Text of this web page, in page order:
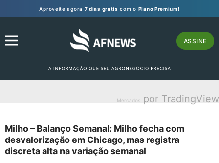
Aproveite agora 7 dias grátis com o Plano Premium!
ASSINE
Mercados por TradingView
Milho – Balanço Semanal: Milho fecha com
desvalorização em Chicago, mas registra
discreta alta na variação semanal